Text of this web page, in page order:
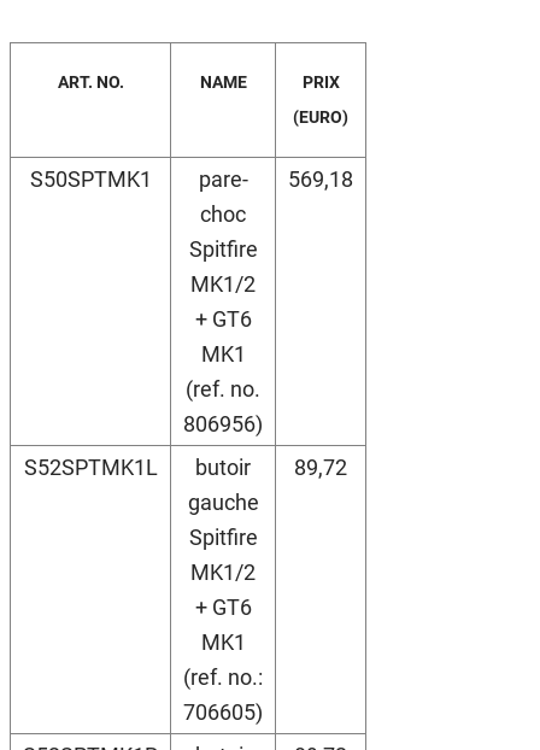
ART. NO. NAME
PRIX
(EURO)
S50SPTMK1
pare-
choc
Spitfire
MK1/2
+ GT6
MK1
(ref. no.
806956)
569,18
S52SPTMK1L
butoir
gauche
Spitfire
MK1/2
+ GT6
MK1
(ref. no.:
706605)
89,72